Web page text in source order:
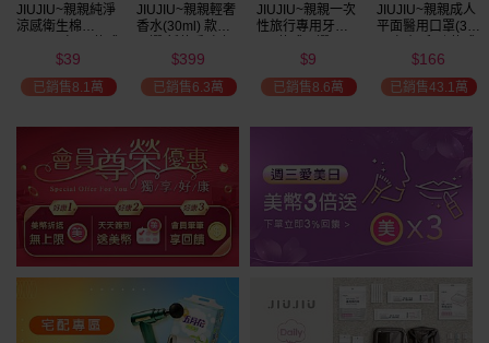
JIUJIU~親親純淨
涼感衛生棉
$39
已銷售8.1萬
JIUJIU~親親輕奢
香水(30ml) 款式
市/平替香水/大牌
香水/大牌平替
$399
已銷售6.3萬
JIUJIU~親親一次
性旅行專用牙刷(1
$9
已銷售8.6萬
JIUJIU~親親成人
平面醫用口罩(30
可選 MD雙鋼印
$166
已銷售43.1萬